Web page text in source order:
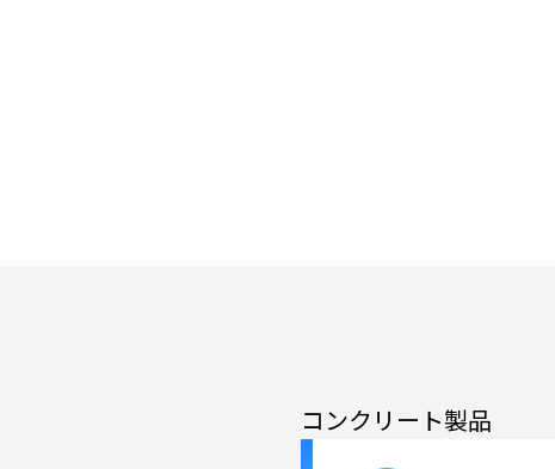
コンクリート製品